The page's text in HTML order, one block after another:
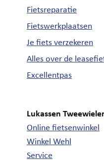
Fietsreparatie
Fietswerkplaatsen
Je fiets verzekeren
Alles over de
Excellentpas
Lukassen
Online fietsenwinkel
Winkel Wehl
Service